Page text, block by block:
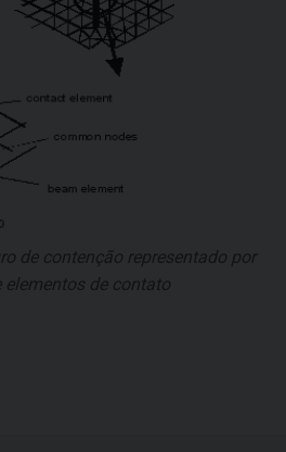
de contenção representado por
elementos de contato